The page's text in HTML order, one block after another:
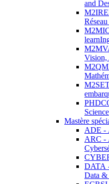
and
Vision,
Science
Mastère
ADE -
ARC -
DATA
Data